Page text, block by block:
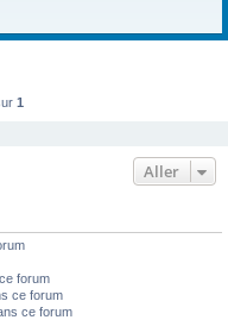
1
Aller
forum
ce forum
ce forum